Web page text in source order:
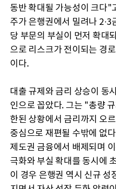
동반 확대될 가능성이 크다"
주가 은행권에서 밀려나 2·3
당 부문의 부실이 먼저 확대
으로 리스크가 전이되는 경
이다.
대출 규제와 금리 상승이 동
인으로 꼽았다. 그는 "총량
한된 상황에서 금리까지 오
중심으로 재편될 수밖에 없
제도권 금융에서 배제되며
극화와 부실 확대를 동시에
이 경우 은행권 역시 신규 성